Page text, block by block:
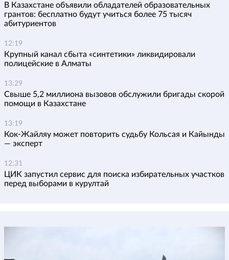
В Казахстане объявили обладателей образовательных
грантов: бесплатно будут учиться более 75 тысяч
абитуриентов
12:19
Крупный канал сбыта «синтетики» ликвидировали
полицейские в Алматы
13:29
Свыше 5,2 миллиона вызовов обслужили бригады скорой
помощи в Казахстане
13:19
Кок-Жайляу может повторить судьбу Кольсая и Кайынды
— эксперт
12:31
ЦИК запустил сервис для поиска избирательных участков
перед выборами в курултай